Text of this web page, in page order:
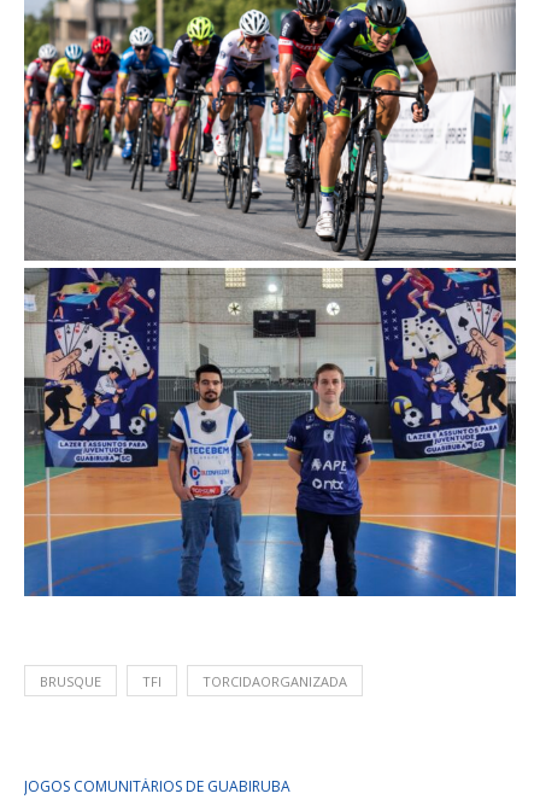
BRUSQUE TFI TORCIDAORGANIZADA
JOGOS COMUNITÁRIOS DE GUABIRUBA